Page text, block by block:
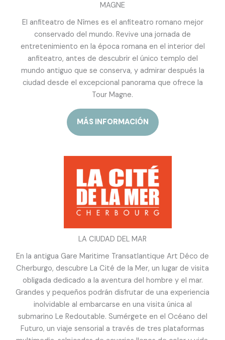
MAGNE
El anfiteatro de Nîmes es el anfiteatro romano mejor
conservado del mundo. Revive una jornada de
entretenimiento en la época romana en el interior del
anfiteatro, antes de descubrir el único templo del
mundo antiguo que se conserva, y admirar después la
ciudad desde el excepcional panorama que ofrece la
Tour Magne.
MÁS INFORMACIÓN
LA CIUDAD DEL MAR
En la antigua Gare Maritime Transatlantique Art Déco de
Cherburgo, descubre La Cité de la Mer, un lugar de visita
obligada dedicado a la aventura del hombre y el mar.
Grandes y pequeños podrán disfrutar de una experiencia
inolvidable al embarcarse en una visita única al
submarino Le Redoutable. Sumérgete en el Océano del
Futuro, un viaje sensorial a través de tres plataformas